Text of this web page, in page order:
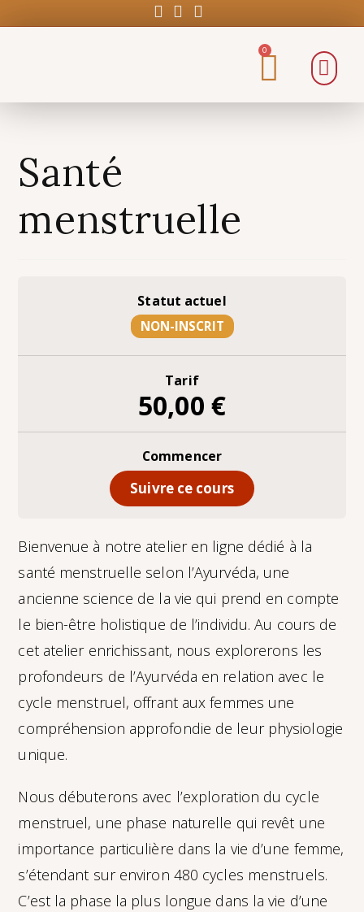
0
Santé
menstruelle
Statut actuel
NON-INSCRIT
Tarif
50,00 €
Commencer
Suivre ce cours
Bienvenue à notre atelier en ligne dédié à la
santé menstruelle selon l’Ayurvéda, une
ancienne science de la vie qui prend en compte
le bien-être holistique de l’individu. Au cours de
cet atelier enrichissant, nous explorerons les
profondeurs de l’Ayurvéda en relation avec le
cycle menstruel, offrant aux femmes une
compréhension approfondie de leur physiologie
unique.
Nous débuterons avec l’exploration du cycle
menstruel, une phase naturelle qui revêt une
importance particulière dans la vie d’une femme,
s’étendant sur environ 480 cycles menstruels.
C’est la phase la plus longue dans la vie d’une